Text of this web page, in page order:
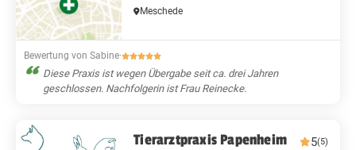
Meschede
Bewertung von Sabine·
Diese Praxis ist wegen Übergabe seit ca. drei Jahren
geschlossen. Nachfolgerin ist Frau Reinecke.
Tierarztpraxis Papenheim 5(5)